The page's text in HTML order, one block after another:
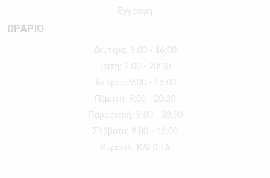
Εγγραφή
ΩΡΑΡΙΟ
Δευτέρα: 9:00 - 16:00
Τρίτη: 9:00 - 20:30
Τετάρτη: 9:00 - 16:00
Πέμπτη: 9:00 - 20:30
Παρασκευή: 9:00 - 20:30
Σάββατο: 9:00 - 16:00
Κυριακή: ΚΛΕΙΣΤΑ